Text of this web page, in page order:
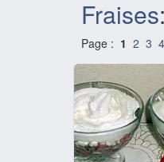
Fraises
Page : 1 2 3 4